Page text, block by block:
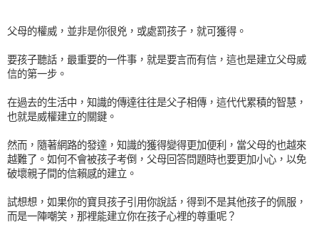
父母的權威，並非是你很兇，或處罰孩子，就可獲得。
要孩子聽話，最重要的一件事，就是要言而有信，這也是建立父母威
信的第一步。
在過去的生活中，知識的傳達往往是父子相傳，這代代累積的智慧，
也就是威權建立的關鍵。
然而，隨著網路的發達，知識的獲得變得更加便利，當父母的也越來
越難了。如何不會被孩子考倒，父母回答問題時也要更加小心，以免
破壞親子間的信賴感的建立。
試想想，如果你的寶貝孩子引用你說話，得到不是其他孩子的佩服，
而是一陣嘲笑，那裡能建立你在孩子心裡的尊重呢 ？